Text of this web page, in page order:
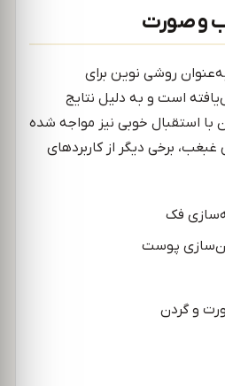
و صورت
روشی نوین برای
است و به دلیل نتایج
با استقبال خوبی نیز مواجه شده
غبغب، برخی دیگر از کاربردهای
فک
پوست
و گردن